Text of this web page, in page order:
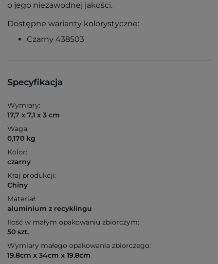
o jego niezawodnej jakości.
Dostępne warianty kolorystyczne:
Czarny 438503
Specyfikacja
Wymiary:
17,7 x 7,1 x 3 cm
Waga:
0,170 kg
Kolor:
czarny
Kraj produkcji:
Chiny
Materiał:
aluminium z recyklingu
Ilość w małym opakowaniu zbiorczym:
50 szt.
Wymiary małego opakowania zbiorczego:
19.8cm x 34cm x 19.8cm